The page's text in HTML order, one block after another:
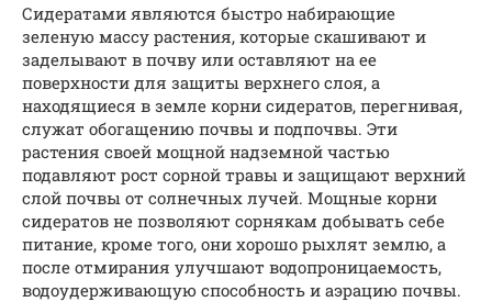
Сидератами являются быстро набирающие
зеленую массу растения, которые скашивают и
заделывают в почву или оставляют на ее
поверхности для защиты верхнего слоя, а
находящиеся в земле корни сидератов, перегнивая,
служат обогащению почвы и подпочвы. Эти
растения своей мощной надземной частью
подавляют рост сорной травы и защищают верхний
слой почвы от солнечных лучей. Мощные корни
сидератов не позволяют сорнякам добывать себе
питание, кроме того, они хорошо рыхлят землю, а
после отмирания улучшают водопроницаемость,
водоудерживающую способность и аэрацию почвы.